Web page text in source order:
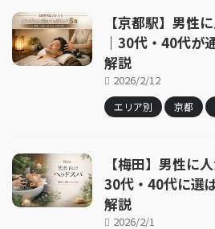
【京都駅】男性
｜30代・40代が
解説
2026/2/12
エリア別 京都
【梅田】男性に
30代・40代に選
解説
2026/2/1